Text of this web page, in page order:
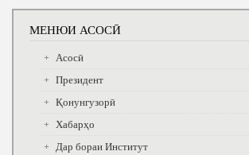
МЕНЮИ АСОСӢ
Асосӣ
Президент
Қонунгузорӣ
Хабарҳо
Дар бораи Институт